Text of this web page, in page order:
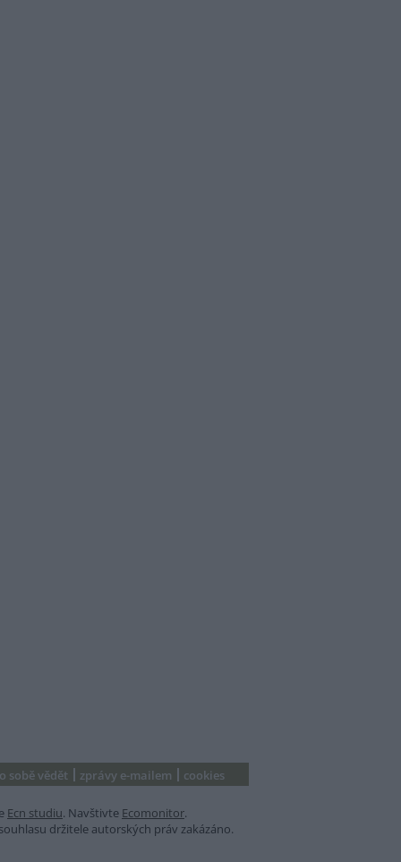
sobě vědět zprávy e-mailem cookies
Ecn studiu. Navštivte Ecomonitor.
držitele autorských práv zakázáno.